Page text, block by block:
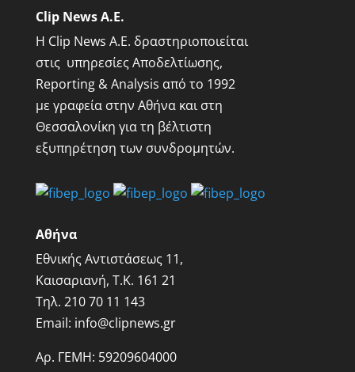
Clip News A.E.
Η Clip News A.E. δραστηριοποιείται
στις υπηρεσίες Αποδελτίωσης,
Reporting & Analysis από το 1992
με γραφεία στην Αθήνα και στη
Θεσσαλονίκη για τη βέλτιστη
εξυπηρέτηση των συνδρομητών.
Αθήνα
Εθνικής Αντιστάσεως 11,
Καισαριανή, Τ.Κ. 161 21
Τηλ. 210 70 11 143
Email: info@clipnews.gr
Αρ. ΓΕΜΗ: 59209604000